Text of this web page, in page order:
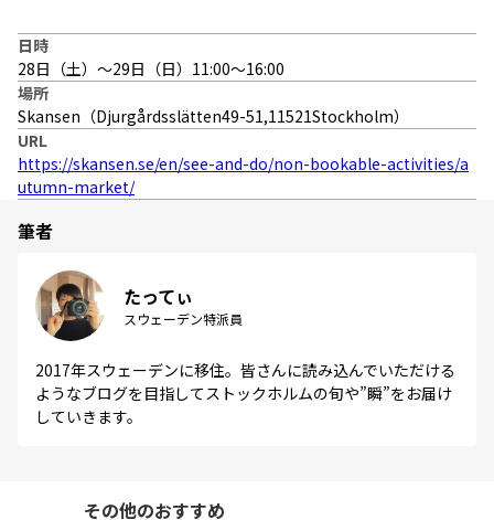
日時
28日（土）〜29日（日）11:00〜16:00
場所
Skansen（Djurgårdsslätten49-51,11521Stockholm）
URL
https://skansen.se/en/see-and-do/non-bookable-activities/a
utumn-market/
筆者
たってぃ
スウェーデン特派員
2017年スウェーデンに移住。皆さんに読み込んでいただける
ようなブログを目指してストックホルムの旬や”瞬”をお届け
していきます。
その他のおすすめ